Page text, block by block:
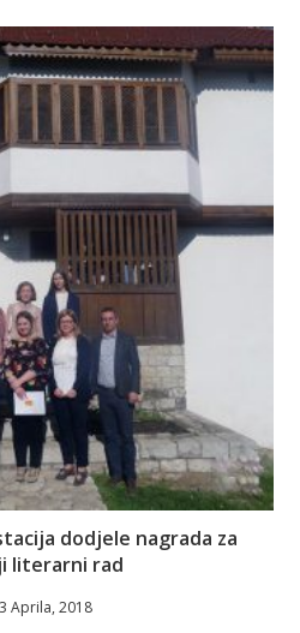
dodjele nagrada za
literarni rad
Aprila, 2018